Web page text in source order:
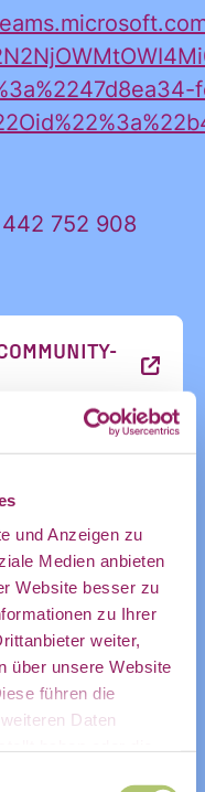
und Anzeigen zu
Medien anbieten
Website besser zu
zu Ihrer
weiter,
über unsere Website
führen die
Daten
752 908
alle